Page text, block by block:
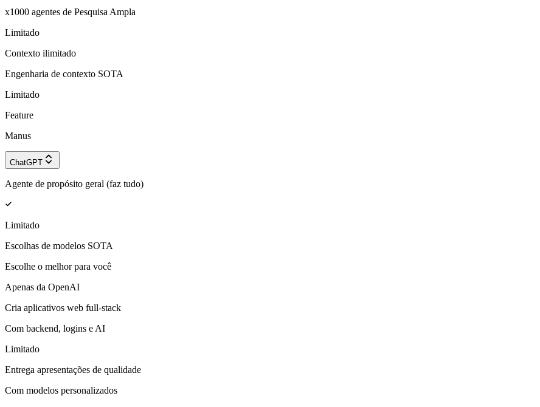
x1000 agentes de Pesquisa Ampla
Limitado
Contexto ilimitado
Engenharia de contexto SOTA
Limitado
Feature
Manus
ChatGPT
Agente de propósito geral (faz tudo)
Limitado
Escolhas de modelos SOTA
Escolhe o melhor para você
Apenas da OpenAI
Cria aplicativos web full-stack
Com backend, logins e AI
Limitado
Entrega apresentações de qualidade
Com modelos personalizados